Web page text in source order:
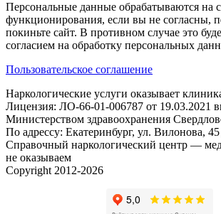
Персональные данные обрабатываются на
функционирования, если вы не согласны,
покиньте сайт. В противном случае это
согласием на обработку персональных
Пользовательское соглашение
Наркологические услуги оказывает
Лицензия: ЛО-66-01-006787 от 19.03.2021
Министерством здравоохранения
По адрессу: Екатеринбург, ул. Вилонова,
Справочный наркологический центр —
не оказываем
Copyright 2012-2026